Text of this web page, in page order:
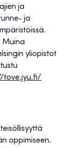
ja
ja
Muina
yliopistot
tove.jyu.fi/
oppimiseen.